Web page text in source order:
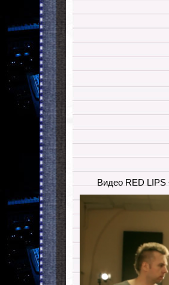
Видео RED LIPS